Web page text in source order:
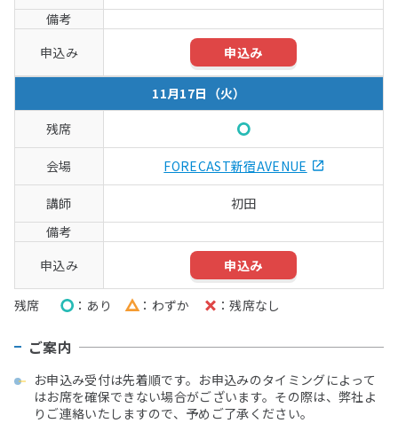
申込み
11月17日（火）
○
FORECAST新宿AVENUE
初田
申込み
残席 ○ あり △ わずか × 残席なし
ご案内
お申込み受付は先着順です。お申込みのタイミングによって
はお席を確保できない場合がございます。その際は、弊社よ
りご連絡いたしますので、予めご了承ください。